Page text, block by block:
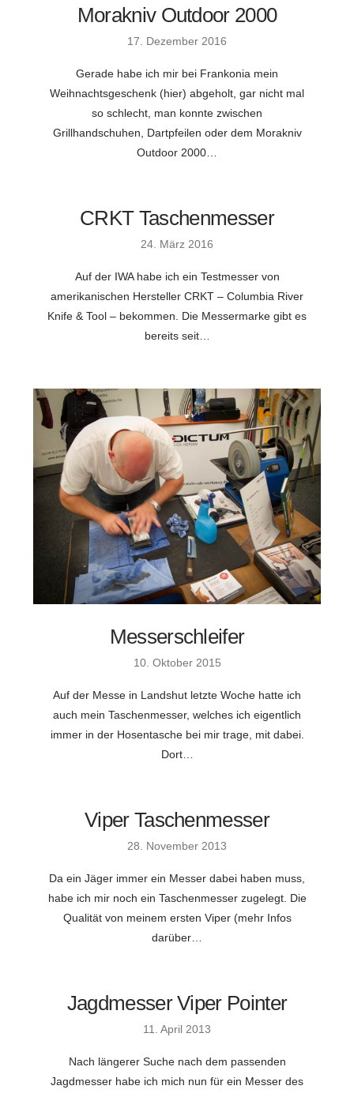
Morakniv Outdoor 2000
17. Dezember 2016
Gerade habe ich mir bei Frankonia mein
Weihnachtsgeschenk (hier) abgeholt, gar nicht mal
so schlecht, man konnte zwischen
Grillhandschuhen, Dartpfeilen oder dem Morakniv
Outdoor 2000…
CRKT Taschenmesser
24. März 2016
Auf der IWA habe ich ein Testmesser von
amerikanischen Hersteller CRKT – Columbia River
Knife & Tool – bekommen. Die Messermarke gibt es
bereits seit…
Messerschleifer
10. Oktober 2015
Auf der Messe in Landshut letzte Woche hatte ich
auch mein Taschenmesser, welches ich eigentlich
immer in der Hosentasche bei mir trage, mit dabei.
Dort…
Viper Taschenmesser
28. November 2013
Da ein Jäger immer ein Messer dabei haben muss,
habe ich mir noch ein Taschenmesser zugelegt. Die
Qualität von meinem ersten Viper (mehr Infos
darüber…
Jagdmesser Viper Pointer
11. April 2013
Nach längerer Suche nach dem passenden
Jagdmesser habe ich mich nun für ein Messer des